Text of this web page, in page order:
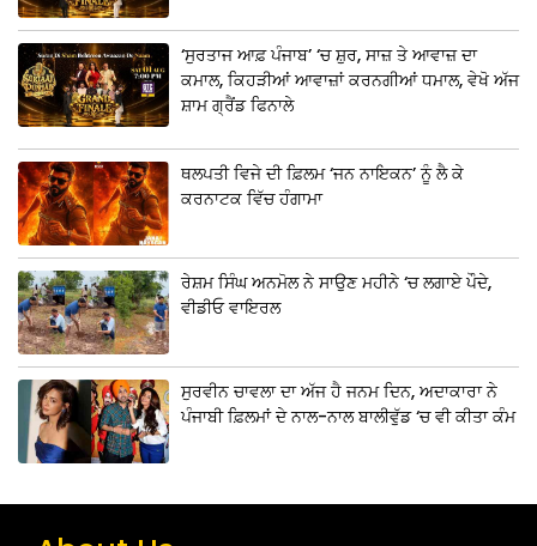
‘ਸੁਰਤਾਜ ਆਫ਼ ਪੰਜਾਬ’ ‘ਚ ਸ਼ੁਰ, ਸਾਜ਼ ਤੇ ਆਵਾਜ਼ ਦਾ
ਕਮਾਲ, ਕਿਹੜੀਆਂ ਆਵਾਜ਼ਾਂ ਕਰਨਗੀਆਂ ਧਮਾਲ, ਵੇਖੋ ਅੱਜ
ਸ਼ਾਮ ਗ੍ਰੈਂਡ ਫਿਨਾਲੇ
ਥਲਪਤੀ ਵਿਜੇ ਦੀ ਫ਼ਿਲਮ ‘ਜਨ ਨਾਇਕਨ’ ਨੂੰ ਲੈ ਕੇ
ਕਰਨਾਟਕ ਵਿੱਚ ਹੰਗਾਮਾ
ਰੇਸ਼ਮ ਸਿੰਘ ਅਨਮੋਲ ਨੇ ਸਾਉਣ ਮਹੀਨੇ ‘ਚ ਲਗਾਏ ਪੌਦੇ,
ਵੀਡੀਓ ਵਾਇਰਲ
ਸੁਰਵੀਨ ਚਾਵਲਾ ਦਾ ਅੱਜ ਹੈ ਜਨਮ ਦਿਨ, ਅਦਾਕਾਰਾ ਨੇ
ਪੰਜਾਬੀ ਫ਼ਿਲਮਾਂ ਦੇ ਨਾਲ-ਨਾਲ ਬਾਲੀਵੁੱਡ ‘ਚ ਵੀ ਕੀਤਾ ਕੰਮ